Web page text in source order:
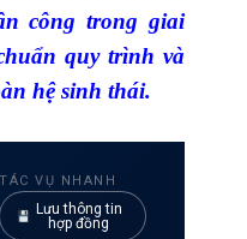
công trong giai
quy trình và
hệ sinh thái.
TÁC VỤ NHANH
Lưu thông tin
hợp đồng